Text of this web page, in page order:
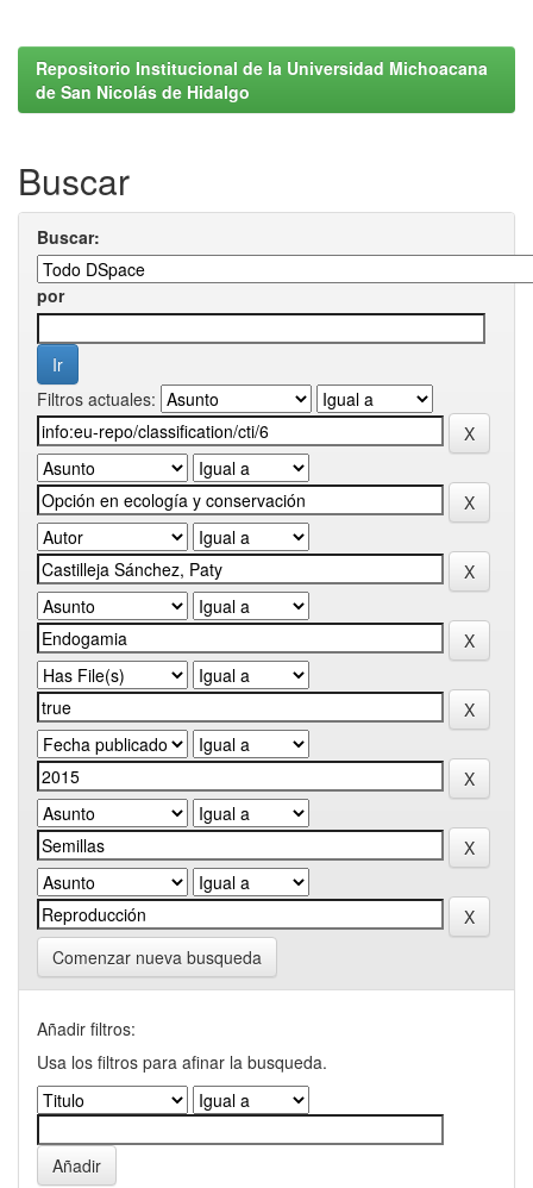
Repositorio Institucional de la Universidad Michoacana
de San Nicolás de Hidalgo
Buscar
Buscar:
por
Filtros actuales:
Comenzar nueva busqueda
Añadir filtros:
Usa los filtros para afinar la busqueda.